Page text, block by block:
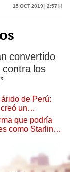
15 Oct 2019 | 2:57 h
convertido
los
de Perú:
un
que podría
como Starlink